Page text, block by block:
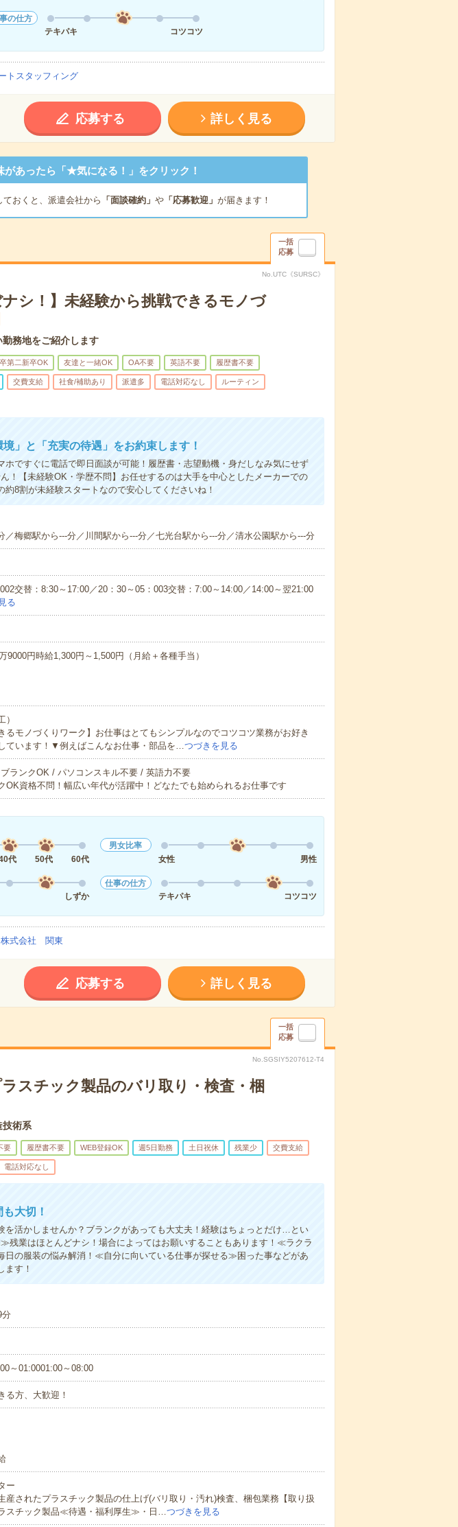
の仕方
テキパキ
コツコツ
トスタッフィング
応募する 詳しく見る
があったら「★気になる！」をクリック！
ておくと、派遣会社から 「面談確約」 や「応募歓迎」 が届きます！
一括
応募
No.UTC《SURSC》
ナシ！】未経験から挑戦できるモノづ
務地をご紹介します
第二新卒OK 友達と一緒OK OA不要 英語不要 履歴書不要
交費支給 社食/補助あり 派遣多 電話対応なし ルーティン
」と「充実の待遇」をお約束します！
ホですぐに電話で即日面談が可能！履歴書・志望動機・身だしなみ気にせず
！【未経験OK・学歴不問】お任せするのは大手を中心としたメーカーでの
約8割が未経験スタートなので安心してくださいね！
／梅郷駅から---分／川間駅から---分／七光台駅から---分／清水公園駅から---分
交替：8:30～17:00／20：30～05：003交替：7:00～14:00／14:00～翌21:00
る
9000円時給1,300円～1,500円（月給＋各種手当）
るモノづくりワーク】お仕事はとてもシンプルなのでコツコツ業務がお好き
ています！▼例えばこんなお仕事・部品を…つづきを見る
ランクOK / パソコンスキル不要 / 英語力不要
OK資格不問！幅広い年代が活躍中！どなたでも始められるお仕事です
代 50代 60代
男女比率
女性
男性
しずか
仕事の仕方
テキパキ
コツコツ
株式会社 関東
応募する 詳しく見る
一括
応募
No.SGSIY5207612-T4
ラスチック製品のバリ取り・検査・梱
技術系
要 履歴書不要 WEB登録OK 週5日勤務 土日祝休 残業少 交費支給
電話対応なし
大切！
活かしませんか？ブランクがあっても大丈夫！経験はちょっとだけ…とい
残業はほとんどナシ！場合によってはお願いすることもあります！≪ラクラ
日の服装の悩み解消！≪自分に向いている仕事が探せる≫困った事などがあ
ます！
～01:0001:00～08:00
る方、大歓迎！
ー
産されたプラスチック製品の仕上げ(バリ取り・汚れ)検査、梱包業務【取り扱
スチック製品≪待遇・福利厚生≫・日…つづきを見る